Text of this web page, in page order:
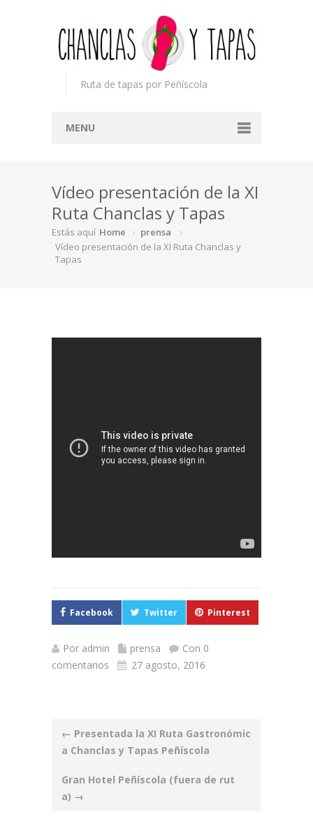
Ruta de tapas por Peñíscola
MENU
Concurso
Participantes
Noticias
Prensa
Vídeo presentación de la XI
Ruta Chanclas y Tapas
Estás aquí Home
prensa
Vídeo presentación de la XI Ruta Chanclas y
Tapas
Facebook Twitter Pinterest
Por admin prensa
Con 0
comentarios
27 agosto, 2016
Post
navigation
← Presentada la XI Ruta Gastronómic
a Chanclas y Tapas Peñíscola
Gran Hotel Peñíscola (fuera de rut
a) →